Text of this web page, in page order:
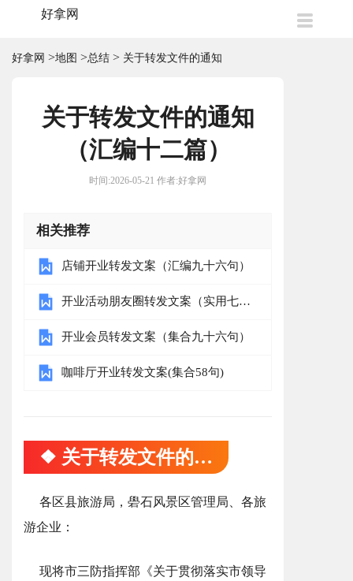
好拿网
好拿网 >地图 >总结 > 关于转发文件的通知
关于转发文件的通知
（汇编十二篇）
时间:2026-05-21 作者:好拿网
相关推荐
店铺开业转发文案（汇编九十六句）
开业活动朋友圈转发文案（实用七十
开业会员转发文案（集合九十六句）
咖啡厅开业转发文案(集合58句)
❖ 关于转发文件的通知
各区县旅游局，礐石风景区管理局、各旅
游企业：
现将市三防指挥部《关于贯彻落实市领导